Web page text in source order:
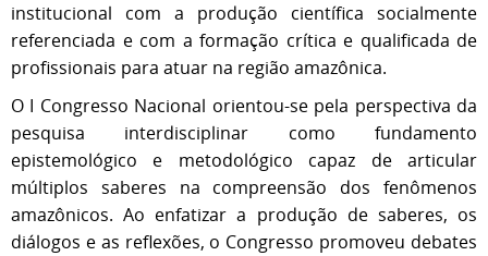
institucional com a produção científica socialmente
referenciada e com a formação crítica e qualificada de
profissionais para atuar na região amazônica.
O I Congresso Nacional orientou-se pela perspectiva da
pesquisa interdisciplinar como fundamento
epistemológico e metodológico capaz de articular
múltiplos saberes na compreensão dos fenômenos
amazônicos. Ao enfatizar a produção de saberes, os
diálogos e as reflexões, o Congresso promoveu debates